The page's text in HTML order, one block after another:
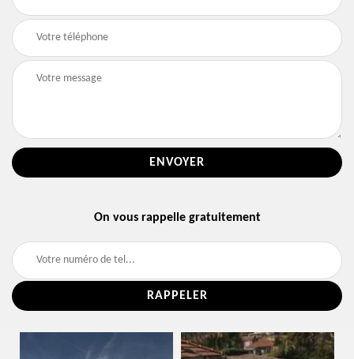
On vous rappelle gratuitement